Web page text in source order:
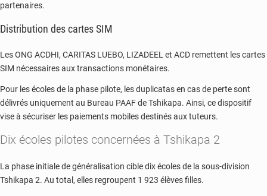
partenaires.
Distribution des cartes SIM
Les ONG ACDHI, CARITAS LUEBO, LIZADEEL et ACD remettent les cartes
SIM nécessaires aux transactions monétaires.
Pour les écoles de la phase pilote, les duplicatas en cas de perte sont
délivrés uniquement au Bureau PAAF de Tshikapa. Ainsi, ce dispositif
vise à sécuriser les paiements mobiles destinés aux tuteurs.
Dix écoles pilotes concernées à Tshikapa 2
La phase initiale de généralisation cible dix écoles de la sous-division
Tshikapa 2. Au total, elles regroupent 1 923 élèves filles.